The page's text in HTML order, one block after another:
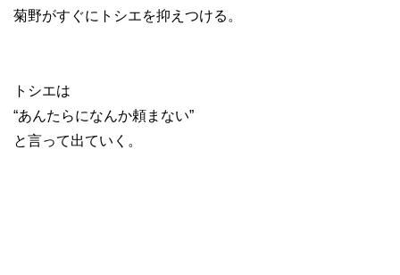
菊野がすぐにトシエを抑えつける。
トシエは
“あんたらになんか頼まない”
と言って出ていく。